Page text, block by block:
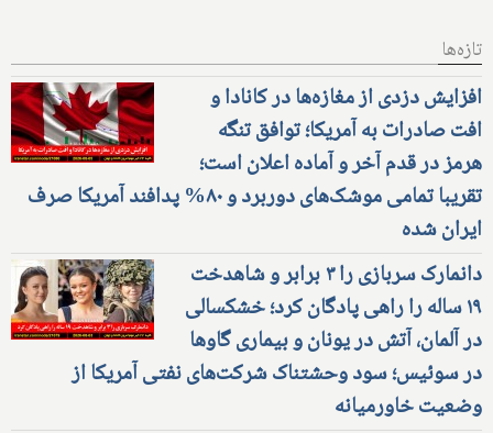
تازه‌ها
افزایش دزدی از مغازه‌ها در کانادا و
افت صادرات به آمریکا؛ توافق تنگه
هرمز در قدم آخر و آماده اعلان است؛
تقریبا تمامی موشک‌های دوربرد و ۸۰% پدافند آمریکا صرف
ایران شده
دانمارک سربازی را ۳ برابر و شاهدخت
۱۹ ساله را راهی پادگان کرد؛ خشکسالی
در آلمان، آتش در یونان و بیماری گاوها
در سوئیس؛ سود وحشتناک شرکت‌های نفتی آمریکا از
وضعیت خاورمیانه